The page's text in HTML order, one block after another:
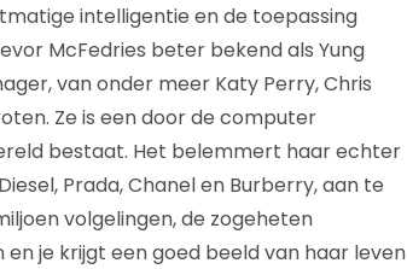
intelligentie en de toepassing
McFedries beter bekend als Yung
van onder meer Katy Perry, Chris
Ze is een door de computer
bestaat. Het belemmert haar echter
Prada, Chanel en Burberry, aan te
volgelingen, de zogeheten
en je krijgt een goed beeld van haar leven